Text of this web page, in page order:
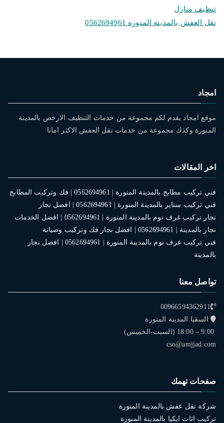
تنظيف منازل
نقل العفش بالمدينه المنوره 0562694961
امجاد
موقع امجاد يقدم لكم مجموعة من خدمات التنظيف الارخص بالمدينة
المنورة وكذك مجموعة من خدمات نقل العفش الاكثر امانا
اخر المقالات
فني تركيب مطابخ بالمدينة المنورة | 0562694961 | فك وتركيب المطابخ
فني تركيب ستاير بالمدينة المنورة | 0562694961 | افضل نجار
نجار تركيب غرف نوم بالمدينة المنورة | 0562694961 | افضل الخدمات
نجار بالمدينة | 0562694961 | افضل نجار فك وتركيب وصيانة
فني تركيب غرف نوم بالمدينة المنورة | 0562694961 | افضل نجار
بالمدينة
تواصل معنا
00966594362911
السقيا المدينة المنورة
9:00 – 18:00 (السبت-الخميس)
cso@amjjad.com
صفحات تهمك
شركة نقل عفش بالمدينة المنورة
تركيب اثاث ايكيا بالمدينة المنورة